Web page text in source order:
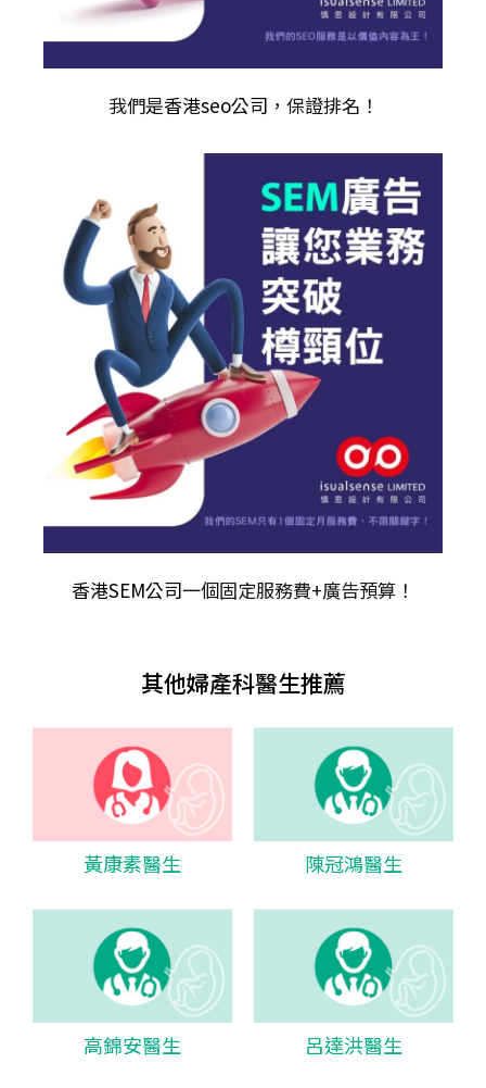
我們是香港seo公司 ，保證排名！
香港SEM公司一個固定服務費+廣告預算！
其他婦產科醫生推薦
黃康素醫生 陳冠鴻醫生
高錦安醫生 呂達洪醫生